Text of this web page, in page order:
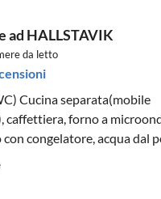
ad HALLSTAVIK
da letto
caffettiera, forno a
congelatore, acqua dal